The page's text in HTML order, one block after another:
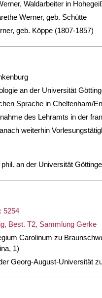
Waldarbeiter in
Werner, geb. Schütte
geb. Köppe (1807-1857)
an der Universität
Sprache in Cheltenham/
des Lehramts in der
weiterhin
phil. an der Universität
5254
Best. T2, Sammlung Gerke
Carolinum zu
1)
Georg-August-Universität